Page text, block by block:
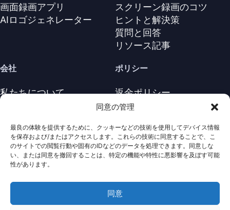
同意の管理
最良の体験を提供するために、クッキーなどの技術を使用してデバイス情報
を保存および/またはアクセスします。これらの技術に同意することで、こ
のサイトでの閲覧行動や固有のIDなどのデータを処理できます。同意しな
い、または同意を撤回することは、特定の機能や特性に悪影響を及ぼす可能
性があります。
同意
画面録画アプリ
AIロゴジェネレーター
スクリーン録画のコツ
ヒントと解決策
質問と回答
リソース記事
会社
私たちについて
ポリシー
返金ポリシー
プライバシーポリシー
利用規約
アンインストール
Cookieポリシ
2026
Mind
· 著作権は全て保護されていま